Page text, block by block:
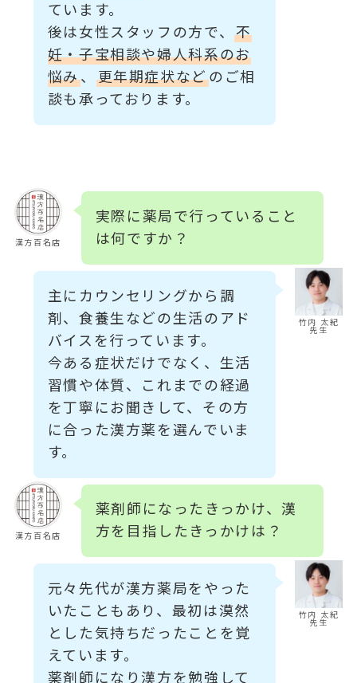
ています。
後は女性スタッフの方で、不
妊・子宝相談や婦人科系のお
悩み、 更年期症状などのご相
談も承っております。
漢方百名店
実際に薬局で行っていること
は何ですか？
竹内 太紀
先生
主にカウンセリングから調
剤、食養生などの生活のアド
バイスを行っています。
今ある症状だけでなく、生活
習慣や体質、これまでの経過
を丁寧にお聞きして、その方
に合った漢方薬を選んでいま
す。
漢方百名店
薬剤師になったきっかけ、漢
方を目指したきっかけは？
竹内 太紀
先生
元々先代が漢方薬局をやった
いたこともあり、最初は漠然
とした気持ちだったことを覚
えています。
薬剤師になり漢方を勉強して